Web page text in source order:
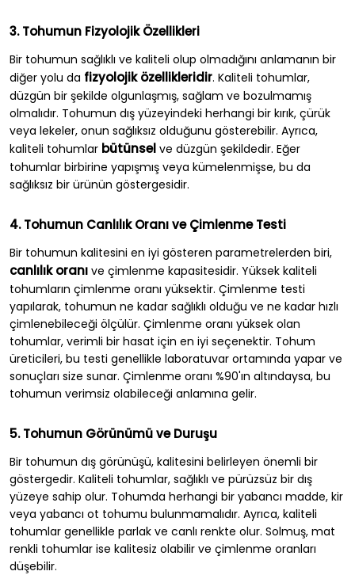
3. Tohumun Fizyolojik Özellikleri
Bir tohumun sağlıklı ve kaliteli olup olmadığını anlamanın bir
diğer yolu da fizyolojik özellikleridir. Kaliteli tohumlar,
düzgün bir şekilde olgunlaşmış, sağlam ve bozulmamış
olmalıdır. Tohumun dış yüzeyindeki herhangi bir kırık, çürük
veya lekeler, onun sağlıksız olduğunu gösterebilir. Ayrıca,
kaliteli tohumlar bütünsel ve düzgün şekildedir. Eğer
tohumlar birbirine yapışmış veya kümelenmişse, bu da
sağlıksız bir ürünün göstergesidir.
4. Tohumun Canlılık Oranı ve Çimlenme Testi
Bir tohumun kalitesini en iyi gösteren parametrelerden biri,
canlılık oranı ve çimlenme kapasitesidir. Yüksek kaliteli
tohumların çimlenme oranı yüksektir. Çimlenme testi
yapılarak, tohumun ne kadar sağlıklı olduğu ve ne kadar hızlı
çimlenebileceği ölçülür. Çimlenme oranı yüksek olan
tohumlar, verimli bir hasat için en iyi seçenektir. Tohum
üreticileri, bu testi genellikle laboratuvar ortamında yapar ve
sonuçları size sunar. Çimlenme oranı %90'ın altındaysa, bu
tohumun verimsiz olabileceği anlamına gelir.
5. Tohumun Görünümü ve Duruşu
Bir tohumun dış görünüşü, kalitesini belirleyen önemli bir
göstergedir. Kaliteli tohumlar, sağlıklı ve pürüzsüz bir dış
yüzeye sahip olur. Tohumda herhangi bir yabancı madde, kir
veya yabancı ot tohumu bulunmamalıdır. Ayrıca, kaliteli
tohumlar genellikle parlak ve canlı renkte olur. Solmuş, mat
renkli tohumlar ise kalitesiz olabilir ve çimlenme oranları
düşebilir.